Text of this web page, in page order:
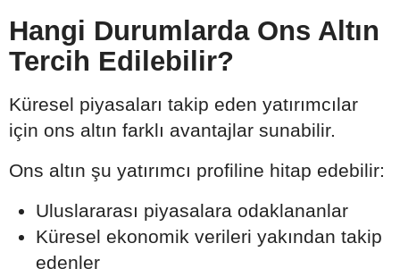
Hangi Durumlarda Ons Altın
Tercih Edilebilir?
Küresel piyasaları takip eden yatırımcılar
için ons altın farklı avantajlar sunabilir.
Ons altın şu yatırımcı profiline hitap edebilir:
Uluslararası piyasalara odaklananlar
Küresel ekonomik verileri yakından takip
edenler